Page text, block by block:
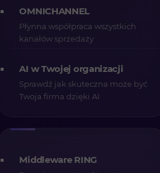
OMNICHANNEL
Płynna współpraca wszystkich
kanałów sprzedaży
AI w Twojej organizacji
Sprawdź jak skuteczna może być
Twoja firma dzięki AI
Middleware RING
B2C
pralinek w Berlinie,
słynie z rzemieślniczego
składników oraz tradycyjnych
się dbałością o detale,
oraz ponadczasowym
zachwyca miłośników